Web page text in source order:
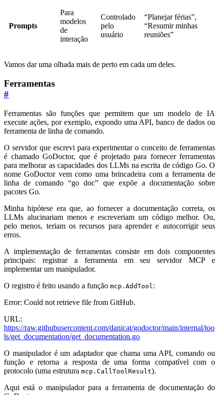
Prompts
Para
modelos
de
interação
Controlado
pelo
usuário
“Planejar férias”,
“Resumir minhas
reuniões”
Vamos dar uma olhada mais de perto em cada um deles.
Ferramentas
#
Ferramentas são funções que permitem que um modelo de IA
execute ações, por exemplo, expondo uma API, banco de dados ou
ferramenta de linha de comando.
O servidor que escrevi para experimentar o conceito de ferramentas
é chamado GoDoctor, que é projetado para fornecer ferramentas
para melhorar as capacidades dos LLMs na escrita de código Go. O
nome GoDoctor vem como uma brincadeira com a ferramenta de
linha de comando “go doc” que expõe a documentação sobre
pacotes Go.
Minha hipótese era que, ao fornecer a documentação correta, os
LLMs alucinariam menos e escreveriam um código melhor. Ou,
pelo menos, teriam os recursos para aprender e autocorrigir seus
erros.
A implementação de ferramentas consiste em dois componentes
principais: registrar a ferramenta em seu servidor MCP e
implementar um manipulador.
O registro é feito usando a função mcp.AddTool :
Error: Could not retrieve file from GitHub.
URL:
https://raw.githubusercontent.com/danicat/godoctor/main/internal/too
ls/get_documentation/get_documentation.go
O manipulador é um adaptador que chama uma API, comando ou
função e retorna a resposta de uma forma compatível com o
protocolo (uma estrutura mcp.CallToolResult).
Aqui está o manipulador para a ferramenta de documentação do